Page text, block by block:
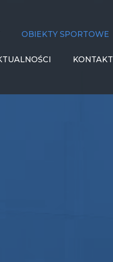
OBIEKTY SPORTOWE
KONTAKT